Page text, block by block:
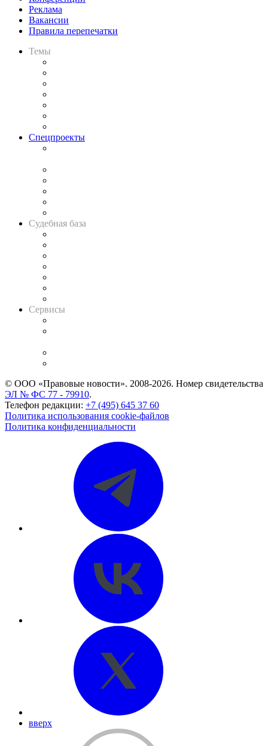
Реклама
Вакансии
Правила перепечатки
Темы
Спецпроекты
Судебная база
Сервисы
© ООО «Правовые новости». 2008-2026. Номер свидетельства
ЭЛ № ФС 77 - 79910.
Телефон редакции: +7 (495) 645 37 60
Политика использования cookie-файлов
Политика конфиденциальности
вверх